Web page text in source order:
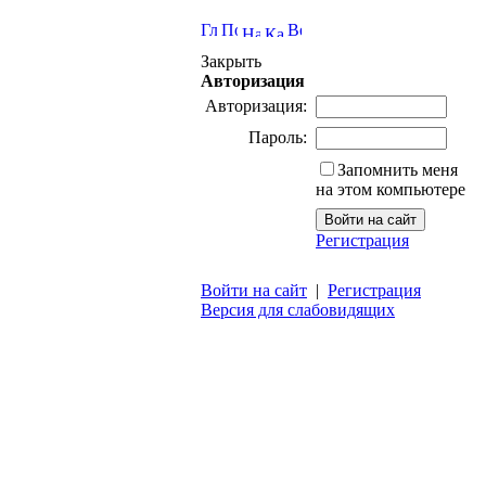
Закрыть
Авторизация
Авторизация:
Пароль:
Запомнить меня
на этом компьютере
Регистрация
Войти на сайт | Регистрация
Версия для слабовидящих